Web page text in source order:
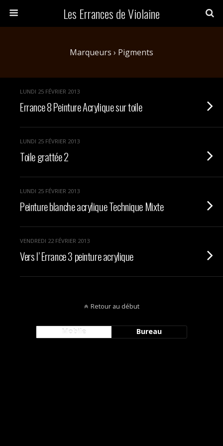
Les Errances de Violaine
Marqueurs › Pigments
LUNDI 25 FÉVRIER 2013
Errance 8 Peinture Acrylique sur toile
LUNDI 25 FÉVRIER 2013
Toile grattée 2
LUNDI 25 FÉVRIER 2013
Peinture blanche acrylique Technique Mixte
VENDREDI 22 FÉVRIER 2013
Vers l’ Errance 3 peinture acrylique
Retour au début
Mobile Bureau